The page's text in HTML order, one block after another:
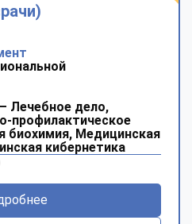
Лечебное дело,
профилактическое
биохимия, Медицинская
кибернетика